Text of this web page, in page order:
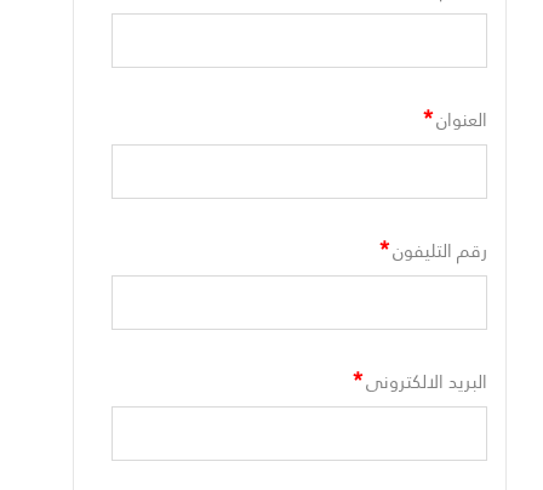
العنوان*
رقم التليفون*
البريد الالكترونى*